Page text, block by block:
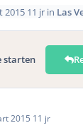
2015 11 jr in Las
starten
2015 11 jr